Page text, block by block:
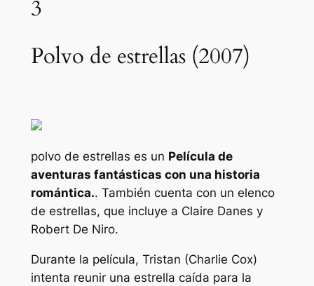
3
Polvo de estrellas (2007)
polvo de estrellas es un Película de
aventuras fantásticas con una historia
romántica.. También cuenta con un elenco
de estrellas, que incluye a Claire Danes y
Robert De Niro.
Durante la película, Tristan (Charlie Cox)
intenta reunir una estrella caída para la